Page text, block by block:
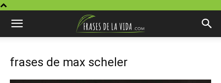
frases de max scheler